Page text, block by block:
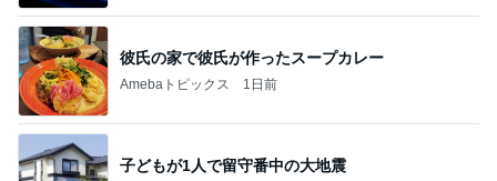
彼氏の家で彼氏が作ったスープカレー
Amebaトピックス 1日前
子どもが1人で留守番中の大地震